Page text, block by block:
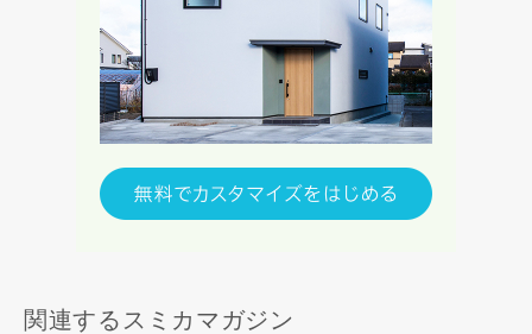
関連するスミカマガジン